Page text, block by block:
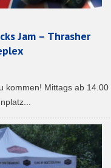
Jam – Thrasher
kommen! Mittags ab 14.00